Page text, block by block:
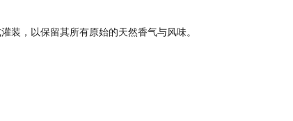
装，以保留其所有原始的天然香气与风味。